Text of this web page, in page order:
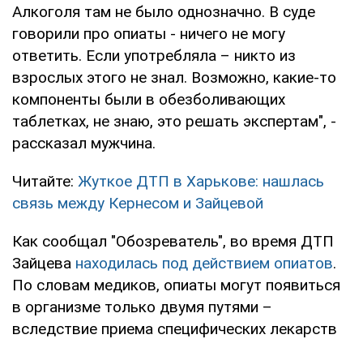
Алкоголя там не было однозначно. В суде
говорили про опиаты - ничего не могу
ответить. Если употребляла – никто из
взрослых этого не знал. Возможно, какие-то
компоненты были в обезболивающих
таблетках, не знаю, это решать экспертам", -
рассказал мужчина.
Читайте: Жуткое ДТП в Харькове: нашлась
связь между Кернесом и Зайцевой
Как сообщал "Обозреватель", во время ДТП
Зайцева находилась под действием опиатов.
По словам медиков, опиаты могут появиться
в организме только двумя путями –
вследствие приема специфических лекарств